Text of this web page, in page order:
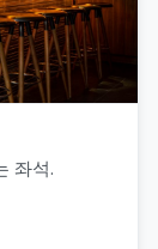
좌석.